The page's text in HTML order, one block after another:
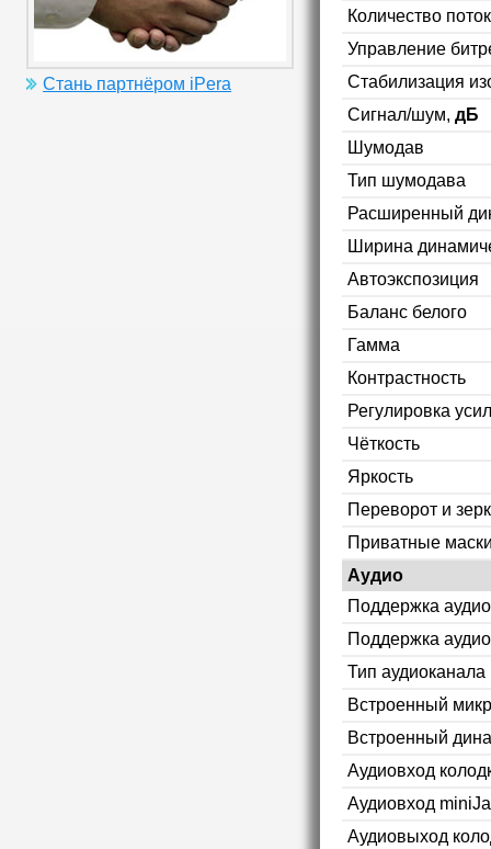
Стань партнёром iPera
Количество
Управление
Стабилизация
Сигнал/шум, дБ
Шумодав
Тип шумодава
Расширенный
Ширина
Автоэкспозиция
Баланс белого
Гамма
Контрастность
Регулировка
Чёткость
Яркость
Переворот и
Приватные
Аудио
Поддержка аудио
Поддержка
Тип аудиоканала
Встроенный
Встроенный
Аудиовход
Аудиовход
Аудиовыход